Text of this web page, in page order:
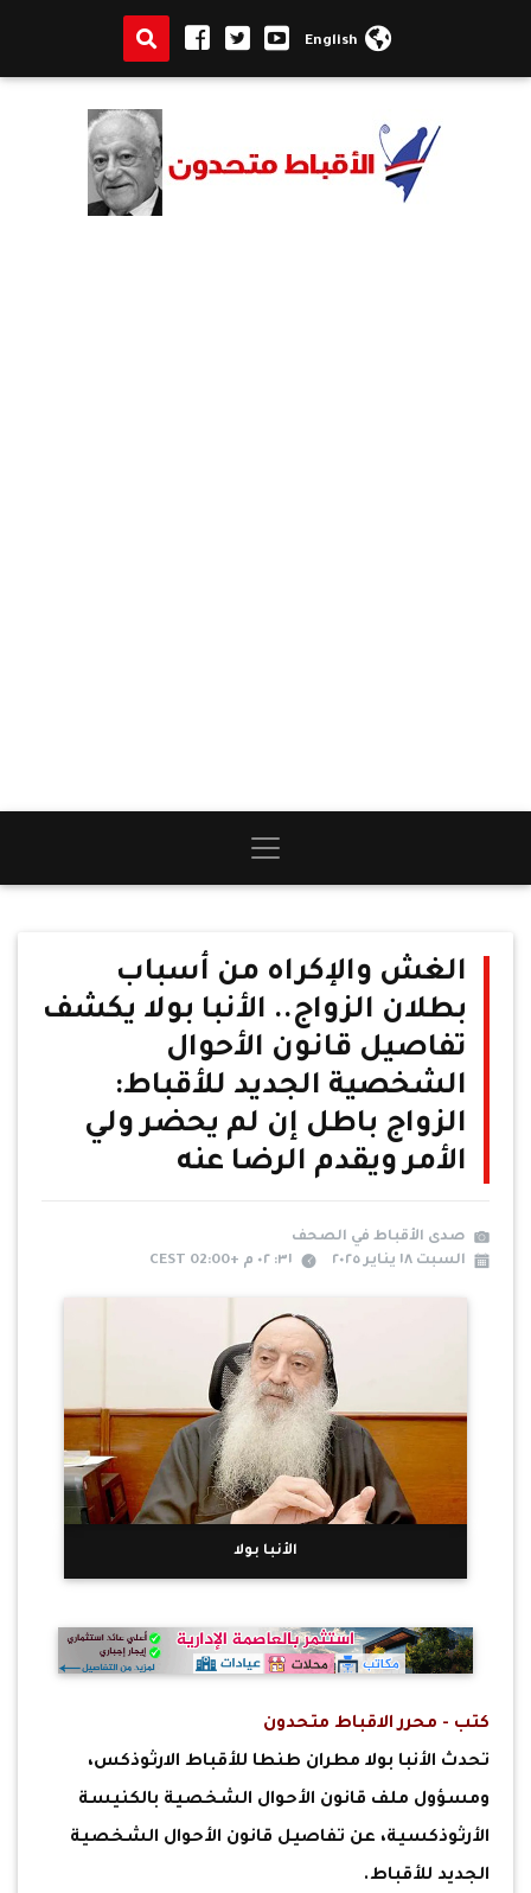
English
الغش والإكراه من أسباب
بطلان الزواج.. الأنبا بولا يكشف
تفاصيل قانون الأحوال
الشخصية الجديد للأقباط:
الزواج باطل إن لم يحضر ولي
الأمر ويقدم الرضا عنه
صدى الأقباط في الصحف
السبت ١٨ يناير ٢٠٢٥
٣١: ٠٢ م +02:00 CEST
الأنبا بولا
كتب - محرر الاقباط متحدون
تحدث الأنبا بولا مطران طنطا للأقباط الارثوذكس،
ومسؤول ملف قانون الأحوال الشخصية بالكنيسة
الأرثوذكسية، عن تفاصيل قانون الأحوال الشخصية
الجديد للأقباط.